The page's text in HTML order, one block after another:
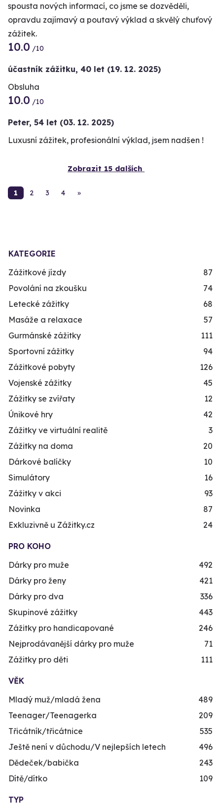
spousta nových informací, co jsme se dozvěděli,
opravdu zajímavý a poutavý výklad a skvělý chuťový
zážitek.
10.0 /10
účastník zážitku, 40 let (19. 12. 2025)
Obsluha
10.0 /10
Peter, 54 let (03. 12. 2025)
Luxusní zážitek, profesionální výklad, jsem nadšen !
Zobrazit 15 dalších
1 2 3 4 »
KATEGORIE
Zážitkové jízdy
87
Povolání na zkoušku
74
Letecké zážitky
68
Masáže a relaxace
57
Gurmánské zážitky
111
Sportovní zážitky
94
Zážitkové pobyty
126
Vojenské zážitky
45
Zážitky se zvířaty
12
Únikové hry
42
Zážitky ve virtuální realitě
3
Zážitky na doma
20
Dárkové balíčky
10
Simulátory
16
Zážitky v akci
93
Novinka
87
Exkluzivně u Zážitky.cz
24
PRO KOHO
Dárky pro muže
492
Dárky pro ženy
421
Dárky pro dva
336
Skupinové zážitky
443
Zážitky pro handicapované
246
Nejprodávanější dárky pro muže
71
Zážitky pro děti
111
VĚK
Mladý muž/mladá žena
489
Teenager/Teenagerka
209
Třicátník/třicátnice
535
Ještě není v důchodu/V nejlepších letech
496
Dědeček/babička
243
Dítě/dítko
109
TYP